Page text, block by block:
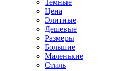
Темные
Цена
Элитные
Дешевые
Размеры
Большие
Маленькие
Стиль